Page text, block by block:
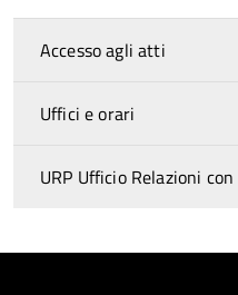
Accesso agli atti
Uffici e orari
URP Ufficio Relazioni